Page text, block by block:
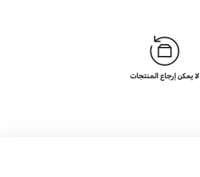
لا يمكن إرجاع المنتجات